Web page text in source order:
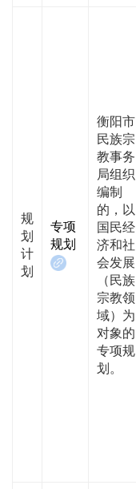
规
划
计
划
专项
规划
衡阳市
民族宗
教事务
局组织
编制
的，以
国民经
济和社
会发展
（民族
宗教领
域）为
对象的
专项规
划。